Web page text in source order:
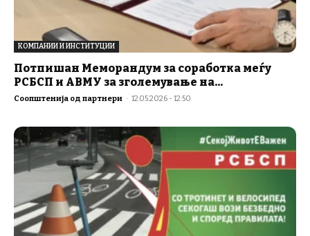
КОМПАНИИ И ИНСТИТУЦИИ
Потпишан Меморандум за соработка меѓу
РСБСП и АВМУ за зголемување на...
Соопштенија од партнери - 12.05.2026 - 12:50